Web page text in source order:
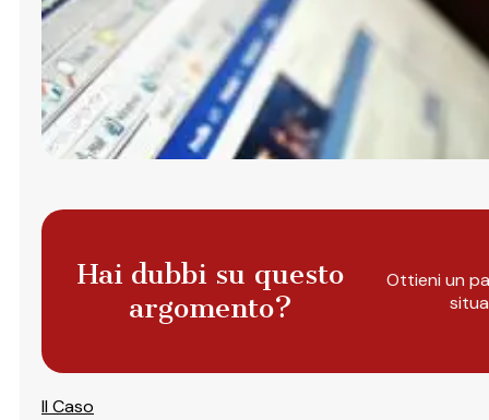
Hai dubbi su questo
argomento?
Ottieni un
Il Caso